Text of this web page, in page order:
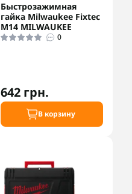
Быстрозажимная
гайка Milwaukee Fixtec
M14 MILWAUKEE
0
642 грн.
В корзину